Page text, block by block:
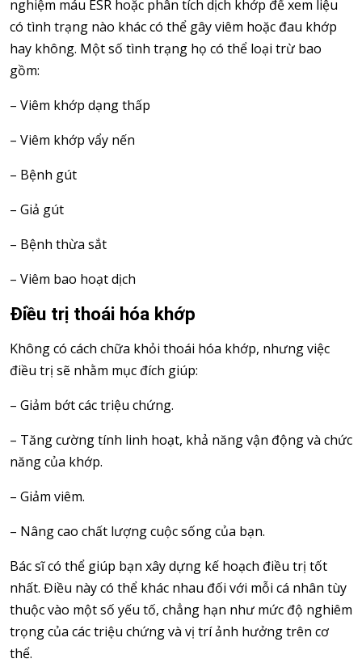
nghiệm máu ESR hoặc phân tích dịch khớp để xem liệu
có tình trạng nào khác có thể gây viêm hoặc đau khớp
hay không. Một số tình trạng họ có thể loại trừ bao
gồm:
– Viêm khớp dạng thấp
– Viêm khớp vẩy nến
– Bệnh gút
– Giả gút
– Bệnh thừa sắt
– Viêm bao hoạt dịch
Điều trị thoái hóa khớp
Không có cách chữa khỏi thoái hóa khớp, nhưng việc
điều trị sẽ nhằm mục đích giúp:
– Giảm bớt các triệu chứng.
– Tăng cường tính linh hoạt, khả năng vận động và chức
năng của khớp.
– Giảm viêm.
– Nâng cao chất lượng cuộc sống của bạn.
Bác sĩ có thể giúp bạn xây dựng kế hoạch điều trị tốt
nhất. Điều này có thể khác nhau đối với mỗi cá nhân tùy
thuộc vào một số yếu tố, chẳng hạn như mức độ nghiêm
trọng của các triệu chứng và vị trí ảnh hưởng trên cơ
thể.